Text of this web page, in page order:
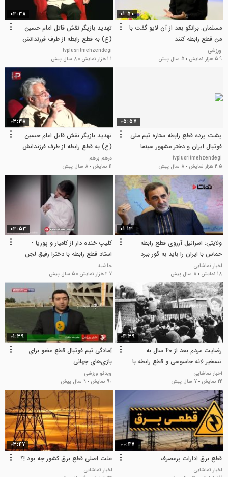
01:50
مسلمان: برانکو بعد از آن لایو گفت با
من قطع رابطه کنند
ورزشی
5.9 هزار نمایش
5 سال پیش
03:38
تهدید بازیگر نقش قاتل امام حسین
(ع) به قطع رابطه از طرف فرزندانش
tvplusritmehzendegi
1.1 هزار نمایش
8 سال پیش
05:57
پشت پرده قطع رابطه ستاره تیم ملی
فوتبال ایران و دختر مشهور سینما
tvplusritmehzendegi
4.5 هزار نمایش
8 سال پیش
03:38
تهدید بازیگر نقش قاتل امام حسین
(ع) به قطع رابطه از طرف فرزندانش
درهم برهم
11 نمایش
8 سال پیش
01:13
ولایتی: اسرائیل آرزوی قطع رابطه
حماس با ایران را باید به گور ببرد
اخبار تماشایی
18 نمایش
8 سال پیش
03:53
کلیپ خنده دار از کامیار و پوریا -
استاد قطع رابطه با دخترا رفیق لجن
اینطوری
حاشیه
2.7 هزار نمایش
5 سال پیش
04:39
رضایت مردم بعد از 40 سال به
تسخیر لانه جاسوسی و قطع رابطه با
آمریکا
اخبار تماشایی
22 نمایش
7 سال پیش
01:39
آمادگی تیم فوتبال قطع عضو برای
بازی‌های جهانی
ویدئو ورزشی
90 نمایش
9 سال پیش
00:47
قطع برق ادارات پرمصرف
اخبار تماشایی
03:47
علت اصلی قطع برق کشور چه بود !؟
اخبار تماشایی